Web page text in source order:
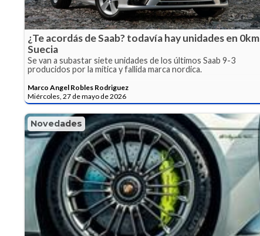
¿Te acordás de Saab? todavía hay unidades en 0km
Suecia
Se van a subastar siete unidades de los últimos Saab 9-3
producidos por la mítica y fallida marca nordica.
Marco Angel Robles Rodriguez
Miércoles, 27 de mayo de 2026
Novedades